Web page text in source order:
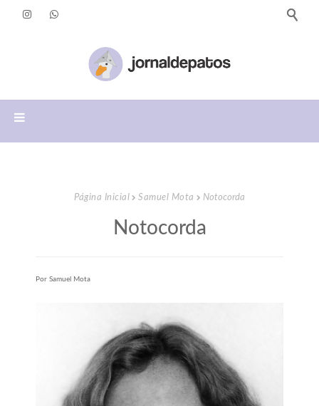
Página Inicial Samuel Mota Notocorda
Notocorda
Por Samuel Mota